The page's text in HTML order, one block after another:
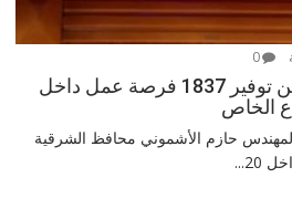
0
محافظ الشرقية:يعلن عن توفير 1837 فرصة عمل داخل
حازم الأشموني محافظ الشرقية